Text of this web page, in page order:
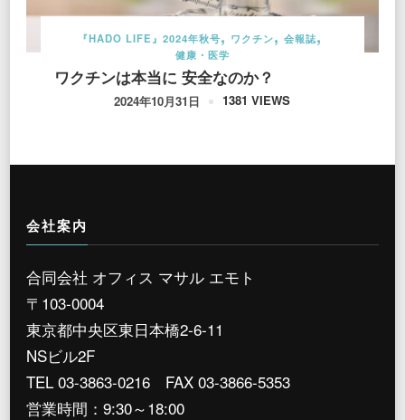
『HADO LIFE』2024年秋号 ワクチン
会報誌
健康・医学
ワクチンは本当に 安全なのか？
2024年10月31日 1381 VIEWS
会社案内
合同会社 オフィス マサル エモト
〒103-0004
東京都中央区東日本橋2-6-11
NSビル2F
TEL 03-3863-0216 FAX 03-3866-5353
営業時間：9:30～18:00